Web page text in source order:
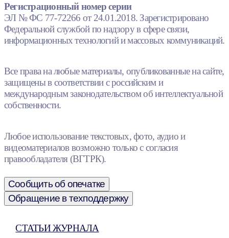
Регистрационный номер серии
ЭЛ № ФС 77-72266 от 24.01.2018. Зарегистрировано
Федеральной службой по надзору в сфере связи,
информационных технологий и массовых коммуникаций.
Все права на любые материалы, опубликованные на сайте,
защищены в соответствии с российским и
международным законодательством об интеллектуальной
собственности.
Любое использование текстовых, фото, аудио и
видеоматериалов возможно только с согласия
правообладателя (ВГТРК).
Сообщить об опечатке
Обращение в техподдержку
СТАТЬИ ЖУРНАЛА